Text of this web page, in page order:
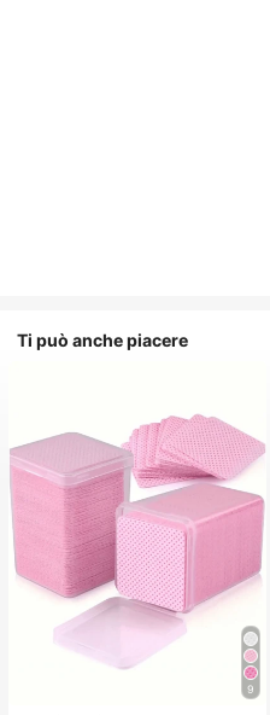
Ti può anche piacere
9